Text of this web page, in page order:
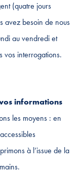
(quatre jours
avez besoin de nous
au vendredi et
vos interrogations.
informations
les moyens : en
à l’issue de la